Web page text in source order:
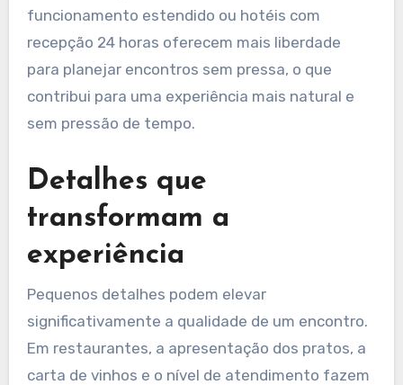
funcionamento estendido ou hotéis com
recepção 24 horas oferecem mais liberdade
para planejar encontros sem pressa, o que
contribui para uma experiência mais natural e
sem pressão de tempo.
Detalhes que
transformam a
experiência
Pequenos detalhes podem elevar
significativamente a qualidade de um encontro.
Em restaurantes, a apresentação dos pratos, a
carta de vinhos e o nível de atendimento fazem